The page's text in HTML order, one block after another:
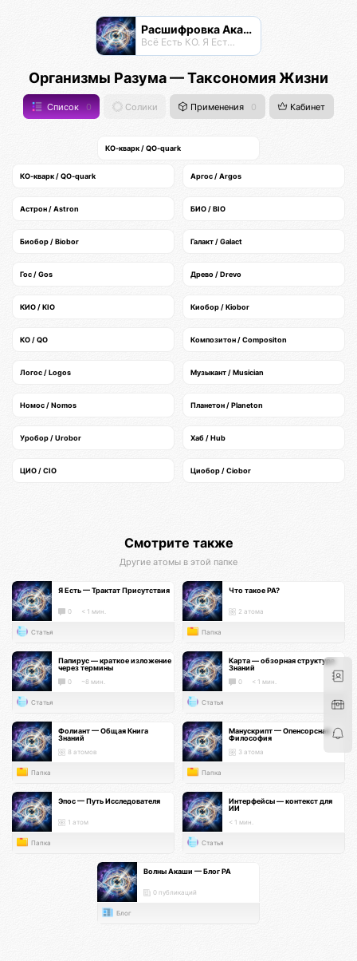
Расшифровка Акаши
Всё Есть КО. Я Есть КО.
Организмы Разума — Таксономия Жизни
Список 0 Солики Применения 0 Кабинет
КО-кварк / QO-quark
КО-кварк / QO-quark Аргос / Argos
Астрон / Astron БИО / BIO
Биобор / Biobor Галакт / Galact
Гос / Gos Древо / Drevo
КИО / KIO Киобор / Kiobor
КО / QO Композитон / Compositon
Логос / Logos Музыкант / Musician
Номос / Nomos Планетон / Planeton
Уробор / Urobor Хаб / Hub
ЦИО / CIO Циобор / Ciobor
Смотрите также
Другие атомы в этой папке
Я Есть — Трактат Присутствия
0 < 1 мин.
Статья
Что такое РА?
2 атома
Папка
Папирус — краткое изложение
через термины
0 ~8 мин.
Статья
Карта — обзорная структура
Знаний
0 < 1 мин.
Статья
Фолиант — Общая Книга
Знаний
8 атомов
Папка
Манускрипт — Опенсорсная
Философия
3 атома
Папка
Эпос — Путь Исследователя
1 атом
Папка
Интерфейсы — контекст для
ИИ
< 1 мин.
Статья
Волны Акаши — Блог РА
0 публикаций
Блог